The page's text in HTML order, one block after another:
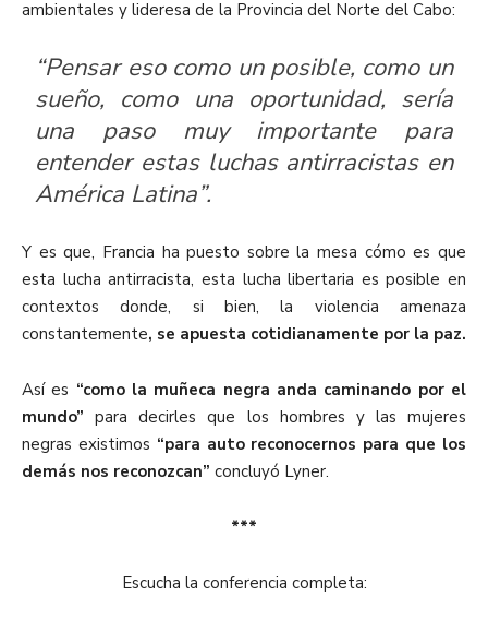
ambientales y lideresa de la Provincia del Norte del Cabo:
“Pensar eso como un posible, como un
sueño, como una oportunidad, sería
una paso muy importante para
entender estas luchas antirracistas en
América Latina”.
Y es que, Francia ha puesto sobre la mesa cómo es que
esta lucha antirracista, esta lucha libertaria es posible en
contextos donde, si bien, la violencia amenaza
constantemente, se apuesta cotidianamente por la paz.
Así es “como la muñeca negra anda caminando por el
mundo” para decirles que los hombres y las mujeres
negras existimos “para auto reconocernos para que los
demás nos reconozcan” concluyó Lyner.
***
Escucha la conferencia completa: